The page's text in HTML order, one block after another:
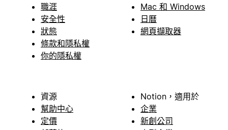
職涯
安全性
狀態
條款和隱私權
你的隱私權
Mac 和 Windows
日曆
網頁擷取器
資源
幫助中心
定價
Notion，適用於
企業
新創公司